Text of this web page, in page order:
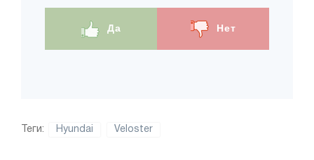
Да Нет
Теги: Hyundai Veloster